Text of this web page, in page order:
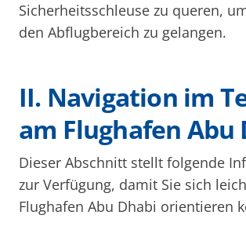
Sicherheitsschleuse zu queren,
den Abflugbereich zu gelangen.
II. Navigation im
am Flughafen Abu
Dieser Abschnitt stellt folgende
zur Verfügung, damit Sie sich
Flughafen Abu Dhabi orientieren